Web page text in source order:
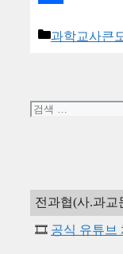
카
과학교사큰
검
전과협(사.과교
공식 유튜브